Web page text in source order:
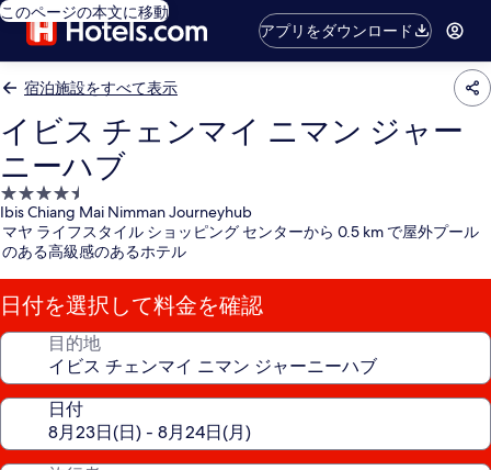
このページの本文に移動
アプリをダウンロード
宿泊施設をすべて表示
イビス チェンマイ ニマン ジャー
ニーハブ
4.5
つ
星
泊
施
設
Ibis Chiang Mai Nimman Journeyhub
マヤ ライフスタイル ショッピング センターから 0.5 km で屋外プール
のある高級感のあるホテル
日付を選択して料金を確認
目的地
日付